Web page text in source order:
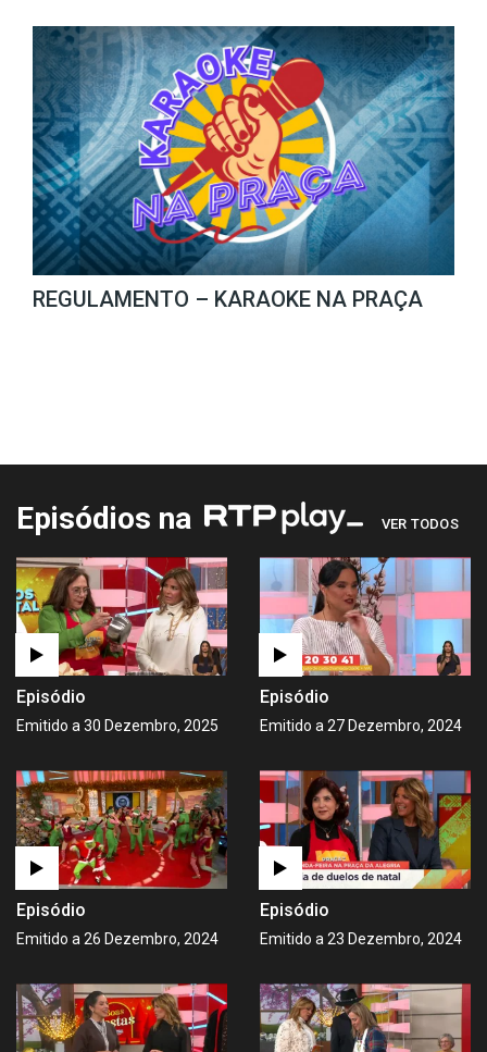
REGULAMENTO – KARAOKE NA PRAÇA
Episódios na VER TODOS
Episódio
Emitido a 30 Dezembro, 2025
Episódio
Emitido a 27 Dezembro, 2024
Episódio
Emitido a 26 Dezembro, 2024
Episódio
Emitido a 23 Dezembro, 2024